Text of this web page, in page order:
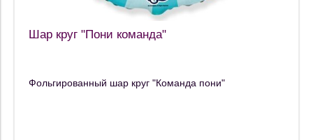
Шар круг "Пони команда"
Фольгированный шар круг "Команда пони"